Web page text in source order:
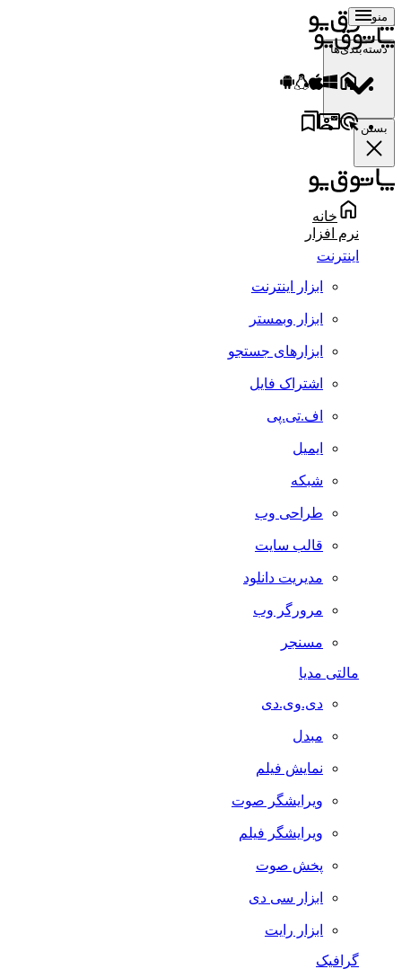
منو
دسته‌بندی‌ها
بستن
خانه
نرم افزار
اینترنت
ابزار اینترنت
ابزار وبمستر
ابزارهای جستجو
اشتراک فایل
اف.تی.پی
ایمیل
شبکه
طراحی وب
قالب سایت
مدیریت دانلود
مرورگر وب
مسنجر
مالتی مدیا
دی.وی.دی
مبدل
نمایش فیلم
ویرایشگر صوت
ویرایشگر فیلم
پخش صوت
ابزار سی دی
ابزار رایت
گرافیک